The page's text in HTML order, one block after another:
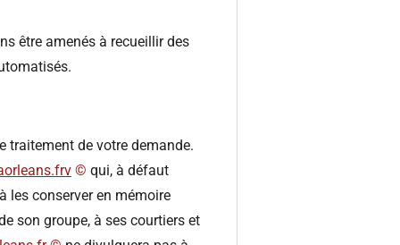
être amenés à recueillir des
traitement de votre demande.
©️ qui, à défaut
les conserver en mémoire
son groupe, à ses courtiers et